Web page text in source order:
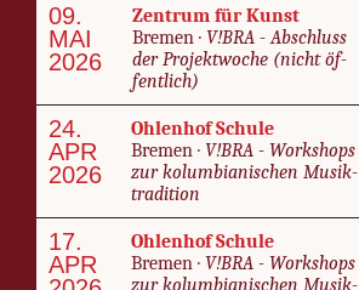
09.
MAI
2026
Zen­trum für Kun­st
Bre­men · V!BRA - Ab­schluss
der Pro­jek­t­woche (nicht öf­
fentlich)
24.
APR
2026
Ohlen­hof Schule
Bre­men · V!BRA - Work­shops
zur kolumbian­is­chen Musik­
tra­di­tion
17.
APR
Ohlen­hof Schule
Bre­men · V!BRA - Work­shops
zur kolumbian­is­chen Musik­